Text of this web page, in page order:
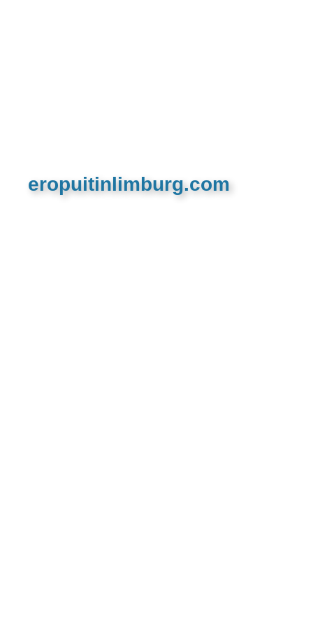
eropuitinlimburg.com